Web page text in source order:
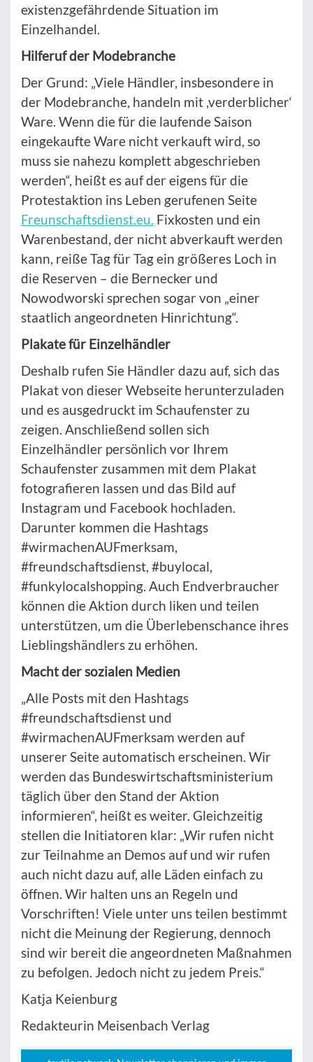
existenzgefährdende Situation im
Einzelhandel.
Hilferuf der Modebranche
Der Grund: „Viele Händler, insbesondere in
der Modebranche, handeln mit ,verderblicher‘
Ware. Wenn die für die laufende Saison
eingekaufte Ware nicht verkauft wird, so
muss sie nahezu komplett abgeschrieben
werden“, heißt es auf der eigens für die
Protestaktion ins Leben gerufenen Seite
Freunschaftsdienst.eu. Fixkosten und ein
Warenbestand, der nicht abverkauft werden
kann, reiße Tag für Tag ein größeres Loch in
die Reserven – die Bernecker und
Nowodworski sprechen sogar von „einer
staatlich angeordneten Hinrichtung“.
Plakate für Einzelhändler
Deshalb rufen Sie Händler dazu auf, sich das
Plakat von dieser Webseite herunterzuladen
und es ausgedruckt im Schaufenster zu
zeigen. Anschließend sollen sich
Einzelhändler persönlich vor Ihrem
Schaufenster zusammen mit dem Plakat
fotografieren lassen und das Bild auf
Instagram und Facebook hochladen.
Darunter kommen die Hashtags
#wirmachenAUFmerksam,
#freundschaftsdienst, #buylocal,
#funkylocalshopping. Auch Endverbraucher
können die Aktion durch liken und teilen
unterstützen, um die Überlebenschance ihres
Lieblingshändlers zu erhöhen.
Macht der sozialen Medien
„Alle Posts mit den Hashtags
#freundschaftsdienst und
#wirmachenAUFmerksam werden auf
unserer Seite automatisch erscheinen. Wir
werden das Bundeswirtschaftsministerium
täglich über den Stand der Aktion
informieren“, heißt es weiter. Gleichzeitig
stellen die Initiatoren klar: „Wir rufen nicht
zur Teilnahme an Demos auf und wir rufen
auch nicht dazu auf, alle Läden einfach zu
öffnen. Wir halten uns an Regeln und
Vorschriften! Viele unter uns teilen bestimmt
nicht die Meinung der Regierung, dennoch
sind wir bereit die angeordneten Maßnahmen
zu befolgen. Jedoch nicht zu jedem Preis.“
Katja Keienburg
Redakteurin Meisenbach Verlag